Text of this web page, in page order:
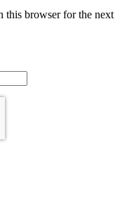
this browser for the next